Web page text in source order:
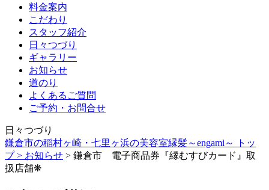
料金案内
こだわり
スタッフ紹介
日々つづり
ギャラリー
お知らせ
道のり
よくあるご質問
ご予約・お問合せ
日々つづり
鎌倉市の稲村ヶ崎・七里ヶ浜の美容室縁髪～engami～ トッ
プ > お知らせ > 鎌倉市 電子商品券『縁むすびカード』取
扱店舗❋